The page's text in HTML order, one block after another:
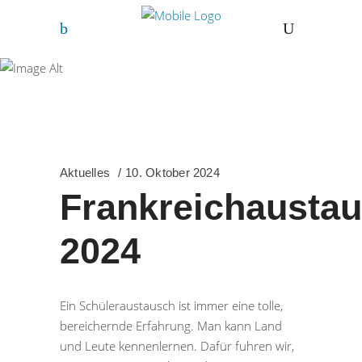
Göppingen
Aktuelles 10. Oktober 2024
2024
Ein Schüleraustausch ist immer eine tolle,
bereichernde Erfahrung. Man kann Land
und Leute kennenlernen. Dafür fuhren wir,